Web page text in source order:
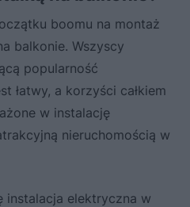
boomu na montaż
balkonie. Wszyscy
popularność
łatwy, a korzyści całkiem
w instalację
nieruchomością w
instalacja elektryczna w